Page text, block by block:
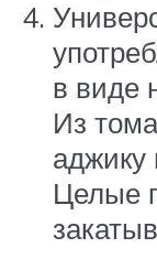
в виде
Из
аджику
Целые